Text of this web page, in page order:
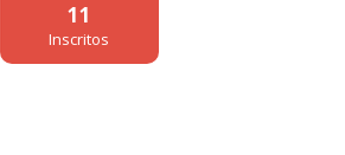
11
Inscritos